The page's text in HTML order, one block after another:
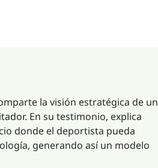
la visión estratégica de un
En su testimonio, explica
donde el deportista pueda
generando así un modelo